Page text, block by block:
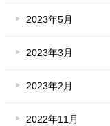
2023年5月
2023年3月
2023年2月
2022年11月